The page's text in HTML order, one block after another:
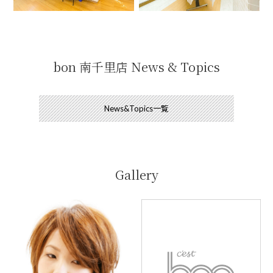
bon 南千里店 News & Topics
News&Topics一覧
Gallery